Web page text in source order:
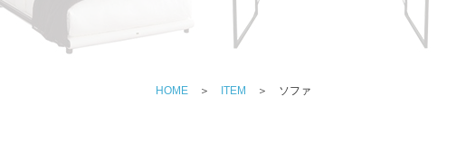
HOME ＞ ITEM ＞ ソファ